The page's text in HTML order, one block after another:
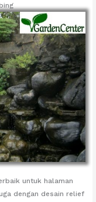
untuk halaman
dengan desain relief